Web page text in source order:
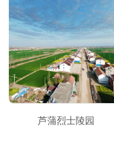
芦蒲烈士陵园